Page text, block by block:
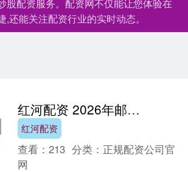
股配资服务。配资网不仅能让您体验在
,还能关注配资行业的实时动态。
红河配资 2026年邮政金融服务实体经济发展论坛（山东站）在济南举办
红河配资
查看：213 分类： 正规配资公司官
网